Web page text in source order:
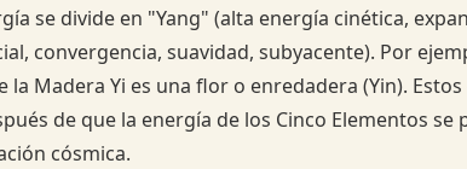
se divide en "Yang" (alta energía cinética,
convergencia, suavidad, subyacente). Por
la Madera Yi es una flor o enredadera (Yin).
de que la energía de los Cinco Elementos
cósmica.